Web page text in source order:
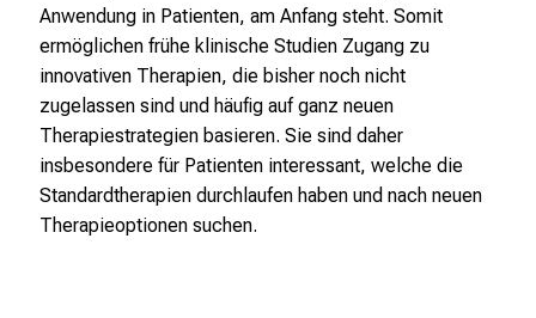
Anwendung in Patienten, am Anfang steht. Somit
ermöglichen frühe klinische Studien Zugang zu
innovativen Therapien, die bisher noch nicht
zugelassen sind und häufig auf ganz neuen
Therapiestrategien basieren. Sie sind daher
insbesondere für Patienten interessant, welche die
Standardtherapien durchlaufen haben und nach neuen
Therapieoptionen suchen.